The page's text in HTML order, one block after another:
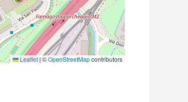
Leaflet | ©OpenStreetMapcontributors